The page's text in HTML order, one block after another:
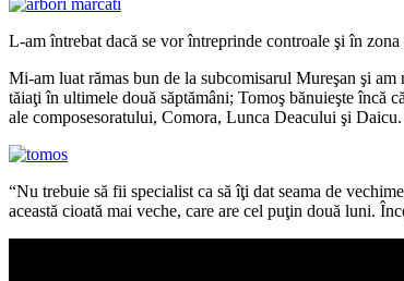
L-am întrebat dacă se vor întreprinde controale şi în
Mi-am luat rămas bun de la subcomisarul Mureşan şi am
tăiaţi în ultimele două săptămâni; Tomoş bănuieşte încă
ale composesoratului, Comora, Lunca Deacului şi
“Nu trebuie să fii specialist ca să îţi dat seama de
această cioată mai veche, care are cel puţin două luni.